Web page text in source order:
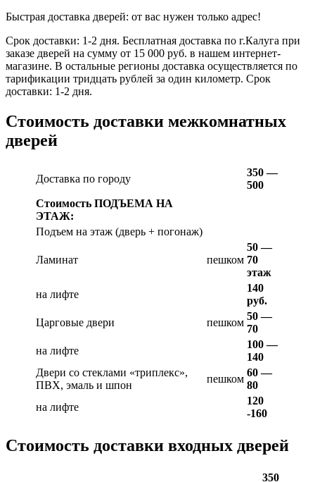
Быстрая доставка дверей: от вас нужен только адрес!
Срок доставки: 1-2 дня. Бесплатная доставка по г.Калуга при
заказе дверей на сумму от 15 000 руб. в нашем интернет-
магазине. В остальные регионы доставка осуществляется по
тарификации тридцать рублей за один километр. Срок
доставки: 1-2 дня.
Стоимость доставки межкомнатных
дверей
Доставка по городу
350 —
500
Стоимость ПОДЪЕМА НА
ЭТАЖ:
Подъем на этаж (дверь + погонаж)
Ламинат пешком
50 —
70
этаж
на лифте
140
руб.
Царговые двери
пешком
50 —
70
на лифте
100 —
140
Двери со стеклами «триплекс»,
ПВХ, эмаль и шпон
пешком
60 —
80
на лифте
120
-160
Стоимость доставки входных дверей
350